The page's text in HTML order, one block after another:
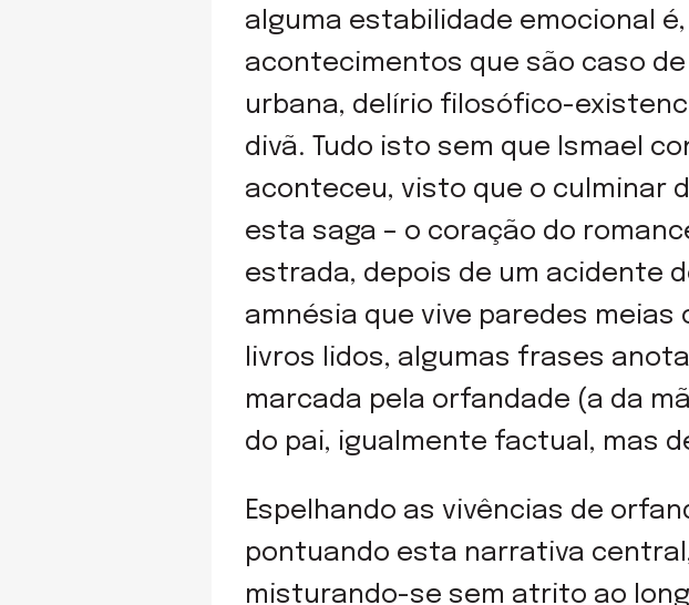
alguma estabilidade emocional
acontecimentos que são caso
urbana, delírio filosófico-
divã. Tudo isto sem que Ismael
aconteceu, visto que o culminar
esta saga – o coração do
estrada, depois de um acidente
amnésia que vive paredes
livros lidos, algumas frases
marcada pela orfandade (a da
do pai, igualmente factual, mas
Espelhando as vivências de
pontuando esta narrativa
misturando-se sem atrito ao